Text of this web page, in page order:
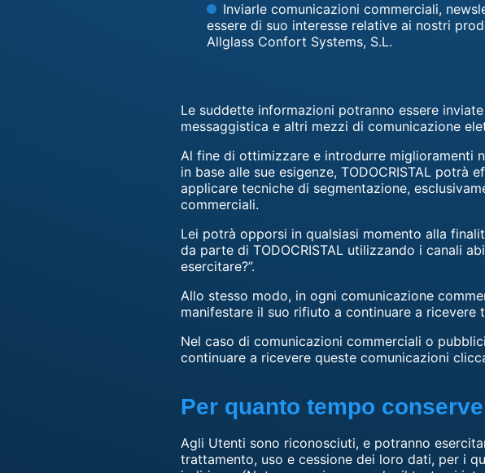
Inviarle comunicazioni commerciali,
essere di suo interesse relative ai nostri
Allglass Confort Systems, S.L.
Le suddette informazioni potranno essere
messaggistica e altri mezzi di comunicazione
Al fine di ottimizzare e introdurre miglioramenti
in base alle sue esigenze, TODOCRISTAL
applicare tecniche di segmentazione,
commerciali.
Lei potrà opporsi in qualsiasi momento alla
da parte di TODOCRISTAL utilizzando i canali
esercitare?”.
Allo stesso modo, in ogni comunicazione
manifestare il suo rifiuto a continuare a ricevere
Nel caso di comunicazioni commerciali o
continuare a ricevere queste comunicazioni
Per quanto tempo
Agli Utenti sono riconosciuti, e potranno
trattamento, uso e cessione dei loro dati, per i